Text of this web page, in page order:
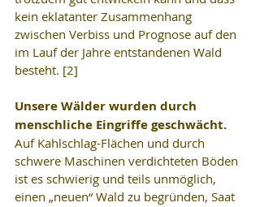
kein eklatanter Zusammenhang
zwischen Verbiss und Prognose auf den
im Lauf der Jahre entstandenen Wald
besteht. [2]
Unsere Wälder wurden durch
menschliche Eingriffe geschwächt.
Auf Kahlschlag-Flächen und durch
schwere Maschinen verdichteten Böden
ist es schwierig und teils unmöglich,
einen „neuen“ Wald zu begründen, Saat